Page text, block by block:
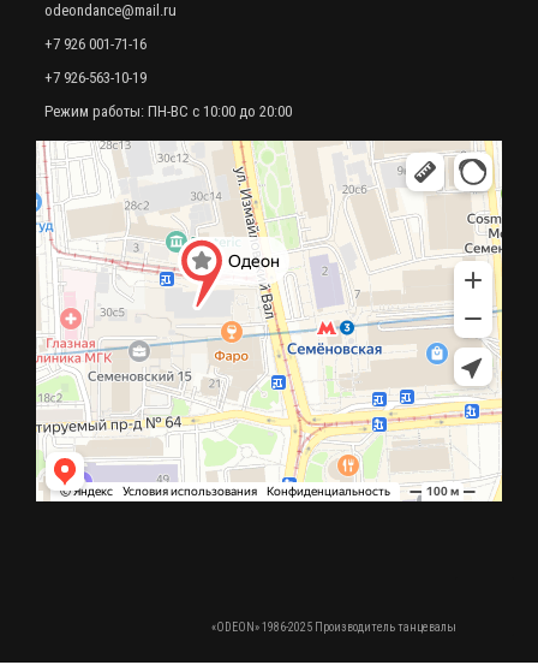
Под заказ
Сапоги для танцев - Ичиги
Под заказ
Сапоги "Барабанщица" с золотым кантом
12000 р.
Сапоги "Барабанщица" с золотым кантом на молнии
Под заказ
Новинка
odeondance@mail.ru
+7 926 001-71-16
+7 926-563-10-19
Режим работы: ПН-ВС с 10:00 до 20:00
«ODEON» 1986-2025 Производитель танцевальной обуви